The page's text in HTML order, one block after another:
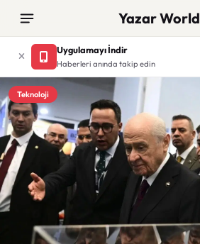
Yazar World
Uygulamayı İndir
Haberleri anında takip edin
Teknoloji